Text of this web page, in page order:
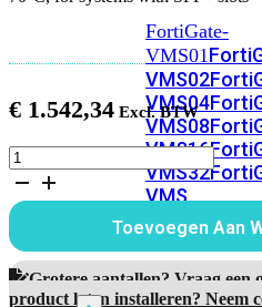
FortiGate-
VMS01
VMS02
VMS04
VMS08
VMS16
VMS32
VMS
Unlimited
Switch
€ 1.542,34
10Gbase-
ER
transceiver
module
aantal
Toevoegen Aan
Grotere aantallen? Vraag een
product laten installeren? Neem